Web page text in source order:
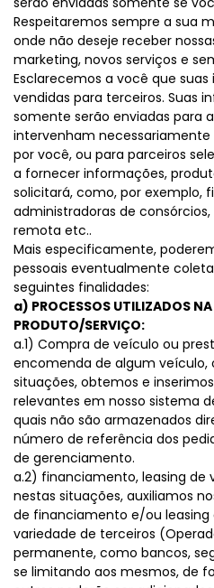
Respeitaremos sempre a sua
onde não deseje receber
marketing, novos serviços e
Esclarecemos a você que
vendidas para terceiros. Suas
somente serão enviadas para
intervenham necessariamente
por você, ou para parceiros
a fornecer informações,
solicitará, como, por exemplo,
administradoras de
remota etc..
Mais especificamente,
pessoais eventualmente
seguintes finalidades:
a) PROCESSOS UTILIZADOS
PRODUTO/SERVIÇO:
a.1) Compra de veículo ou
encomenda de algum veículo,
situações, obtemos e
relevantes em nosso sistema
quais não são armazenados
número de referência dos
de gerenciamento.
a.2) financiamento, leasing de
nestas situações, auxiliamos
de financiamento e/ou
variedade de terceiros
permanente, como bancos,
se limitando aos mesmos, de